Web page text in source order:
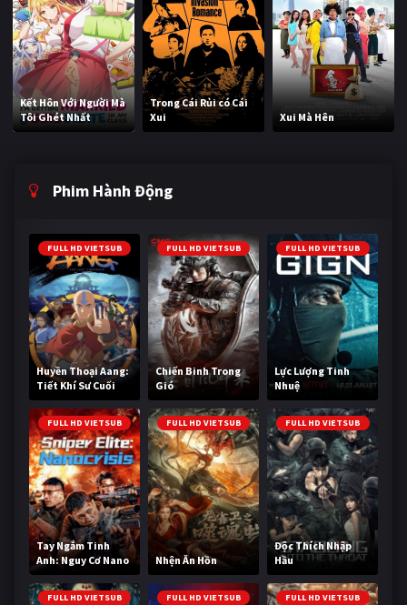
Kết Hôn Với Người Mà
Tôi Ghét Nhất
Trong Cái Rủi có Cái
Xui
Xui Mà Hên
Phim Hành Động
FULL HD VIETSUB
Huyền Thoại Aang:
Tiết Khí Sư Cuối
Cùng
FULL HD VIETSUB
Chiến Binh Trong
Gió
FULL HD VIETSUB
Lực Lượng Tinh
Nhuệ
FULL HD VIETSUB
Tay Ngắm Tinh
Anh: Nguy Cơ Nano
FULL HD VIETSUB
Nhện Ăn Hồn
FULL HD VIETSUB
Độc Thích Nhập
Hầu
FULL HD VIETSUB FULL HD VIETSUB FULL HD VIETSUB